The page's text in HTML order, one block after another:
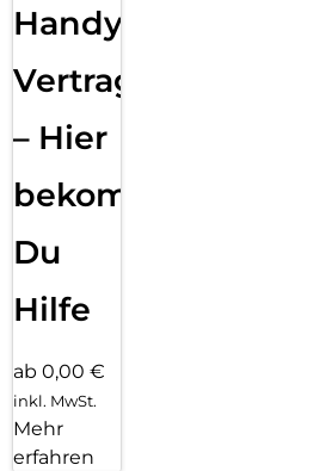
Handy
Vertragsabwicklung
– Hier
bekommst
Du
Hilfe
ab 0,00 €
inkl. MwSt.
Mehr
erfahren